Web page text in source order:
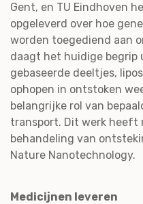
Gent, en TU Eindhoven
opgeleverd over hoe
worden toegediend aan
daagt het huidige begrip
gebaseerde deeltjes,
ophopen in ontstoken
belangrijke rol van
transport. Dit werk heeft
behandeling van
Nature Nanotechnology.
Medicijnen leveren